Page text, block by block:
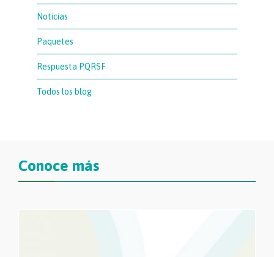
Noticias
Paquetes
Respuesta PQRSF
Todos los blog
Conoce más